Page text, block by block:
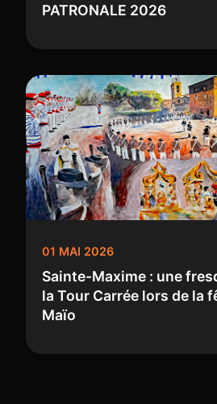
PATRONALE 2026
01 MAI 2026
Sainte-Maxime : une
la Tour Carrée lors de la
Maïo